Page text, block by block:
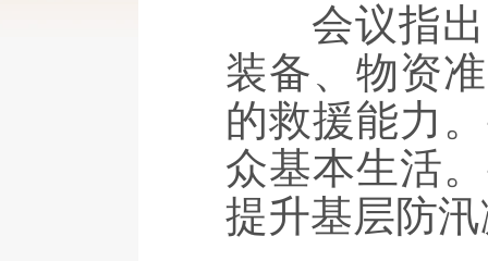
会议指出
装备、物资
的救援能力
众基本生活
提升基层防